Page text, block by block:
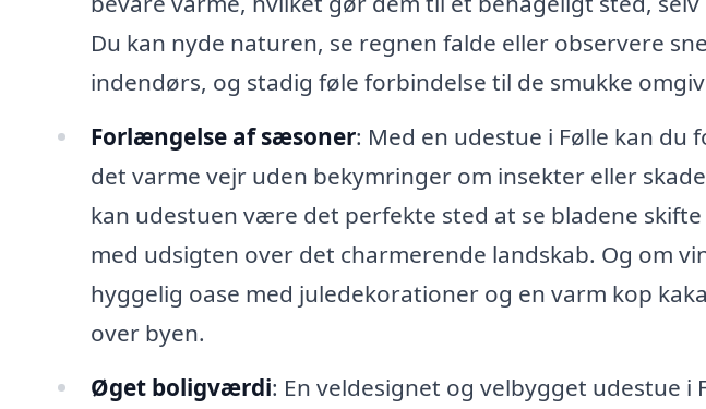
Du kan nyde naturen, se regnen falde eller observere
indendørs, og stadig føle forbindelse til de smukke
Forlængelse af sæsoner: Med en udestue i Følle kan
det varme vejr uden bekymringer om insekter eller
kan udestuen være det perfekte sted at se bladene
med udsigten over det charmerende landskab. Og om
hyggelig oase med juledekorationer og en varm kop
over byen.
Øget boligværdi: En veldesignet og velbygget udestue